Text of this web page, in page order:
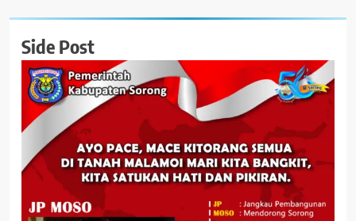
Side Post